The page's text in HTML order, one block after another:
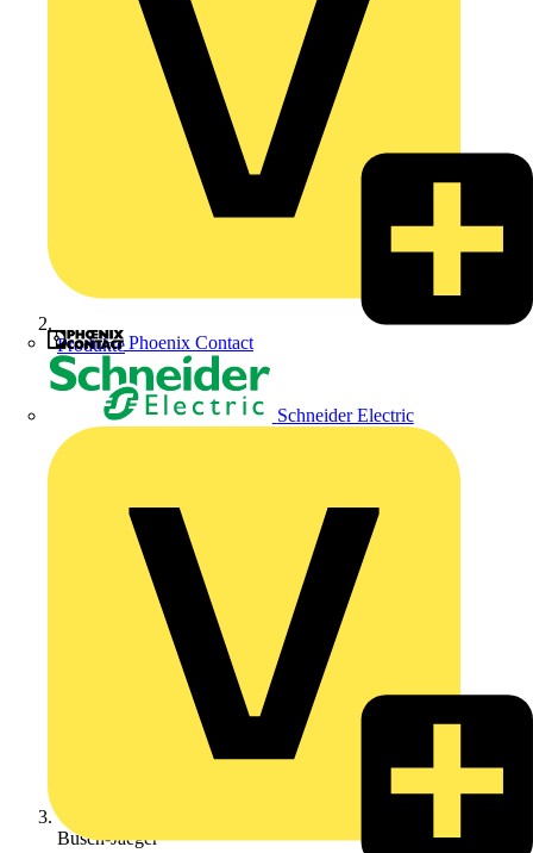
Phoenix Contact
Schneider Electric
Produkte
Busch-Jaeger